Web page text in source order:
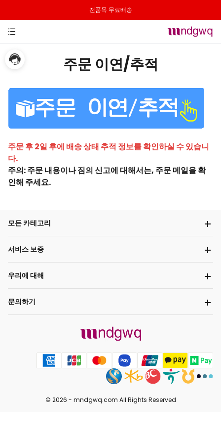
전품목 무료배송
주문 이연/추적
주문 후 2일 후에 배송 상태 추적 정보를 확인하실 수 있습니
다.
주의: 주문 내용이나 짐의 신고에 대해서는, 주문 메일을 확
인해 주세요.
모든 카테고리
서비스 보증
우리에 대해
문의하기
© 2026 - mndgwq.com All Rights Reserved